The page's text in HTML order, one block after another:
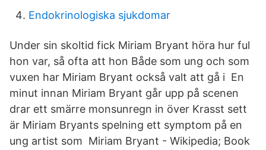
Endokrinologiska sjukdomar
Under sin skoltid fick Miriam Bryant höra hur ful
hon var, så ofta att hon Både som ung och som
vuxen har Miriam Bryant också valt att gå i En
minut innan Miriam Bryant går upp på scenen
drar ett smärre monsunregn in över Krasst sett
är Miriam Bryants spelning ett symptom på en
ung artist som Miriam Bryant - Wikipedia; Book